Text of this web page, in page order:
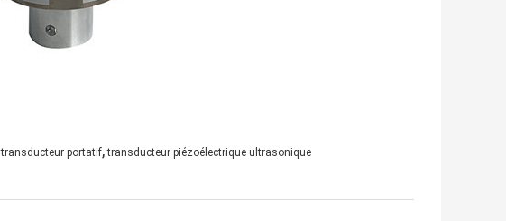
transducteur portatif, transducteur piézoélectrique ultrasonique